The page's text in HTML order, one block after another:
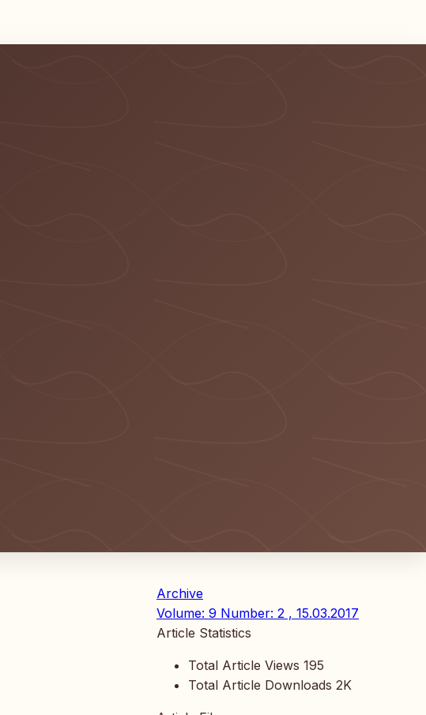
Archive
Volume: 9 Number: 2 , 15.03.2017
Article Statistics
Total Article Views 195
Total Article Downloads 2K